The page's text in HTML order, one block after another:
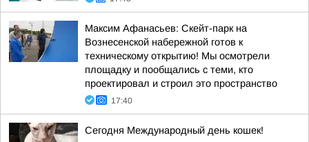
Максим Афанасьев: Скейт-парк на
Вознесенской набережной готов к
техническому открытию! Мы осмотрели
площадку и пообщались с теми, кто
проектировал и строил это пространство
17:40
Сегодня Международный день кошек!